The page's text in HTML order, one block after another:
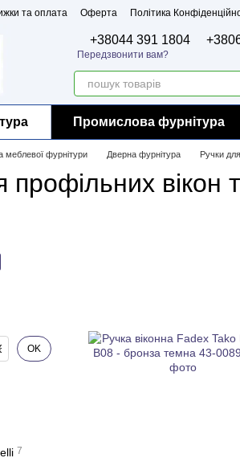
та оплата Оферта Політика
+38044 391 1804
Передзвонити вам?
Промислова фурнітура
меблевої фурнітури Дверна фурнітура Ручки
профільних вікон
OK
7